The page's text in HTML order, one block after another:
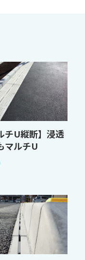
チU縦断】浸透
マルチU